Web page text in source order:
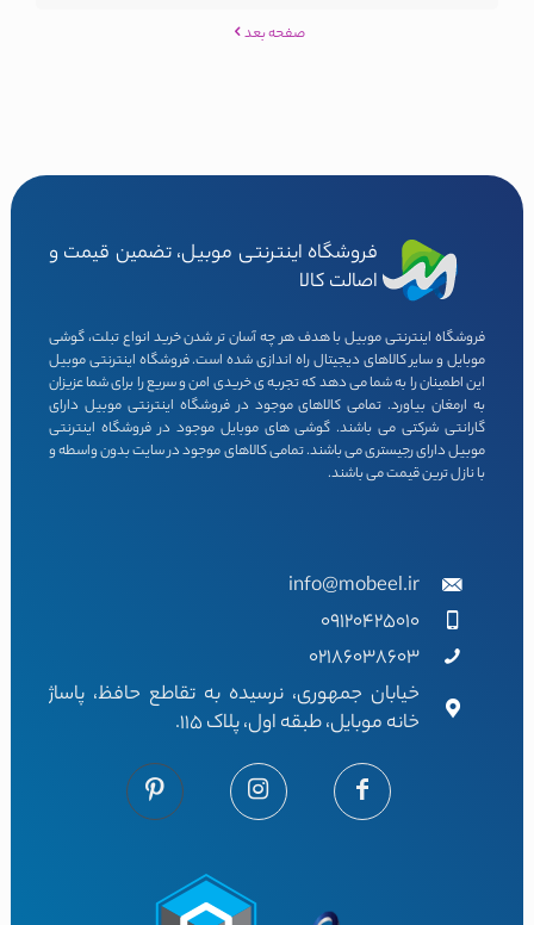
صفحه بعد
فروشگاه اینترنتی موبیل، تضمین قیمت و
اصالت کالا
فروشگاه اینترنتی موبیل با هدف هر چه آسان تر شدن خرید انواع تبلت، گوشی
موبایل و سایر کالاهای دیجیتال راه اندازی شده است. فروشگاه اینترنتی موبیل
این اطمینان را به شما می دهد که تجربه ی خریدی امن و سریع را برای شما عزیزان
به ارمغان بیاورد. تمامی کالاهای موجود در فروشگاه اینترنتی موبیل دارای
گارانتی شرکتی می باشند. گوشی های موبایل موجود در فروشگاه اینترنتی
موبیل دارای رجیستری می باشند. تمامی کالاهای موجود در سایت بدون واسطه و
با نازل ترین قیمت می باشند.
info@mobeel.ir
09120425010
02186038603
خیابان جمهوری، نرسیده به تقاطع حافظ، پاساژ
خانه موبایل، طبقه اول، پلاک 115.